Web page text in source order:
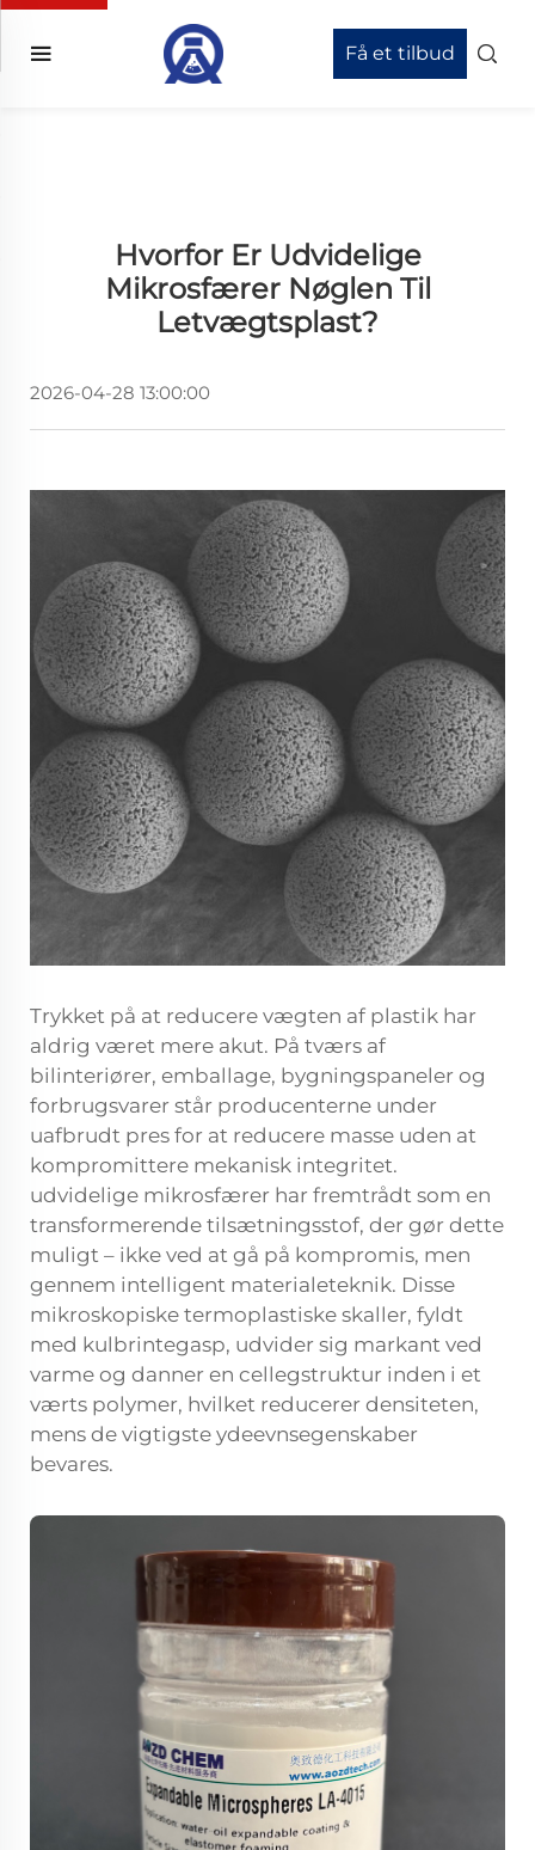
Få et tilbud
Hvorfor Er Udvidelige
Mikrosfærer Nøglen Til
Letvægtsplast?
2026-04-28 13:00:00
Trykket på at reducere vægten af plastik har
aldrig været mere akut. På tværs af
bilinteriører, emballage, bygningspaneler og
forbrugsvarer står producenterne under
uafbrudt pres for at reducere masse uden at
kompromittere mekanisk integritet.
udvidelige mikrosfærer har fremtrådt som en
transformerende tilsætningsstof, der gør dette
muligt – ikke ved at gå på kompromis, men
gennem intelligent materialeteknik. Disse
mikroskopiske termoplastiske skaller, fyldt
med kulbrintegasp, udvider sig markant ved
varme og danner en cellegstruktur inden i et
værts polymer, hvilket reducerer densiteten,
mens de vigtigste ydeevnsegenskaber
bevares.